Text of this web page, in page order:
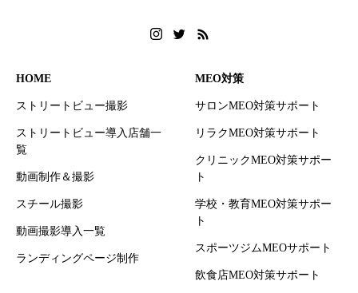
HOME
ストリートビュー撮影
ストリートビュー導入店舗一
覧
動画制作＆撮影
スチール撮影
動画撮影導入一覧
ランディングページ制作
MEO対策
サロンMEO対策サポート
リラクMEO対策サポート
クリニックMEO対策サポー
ト
学校・教育MEO対策サポー
ト
スポーツジムMEOサポート
飲食店MEO対策サポート